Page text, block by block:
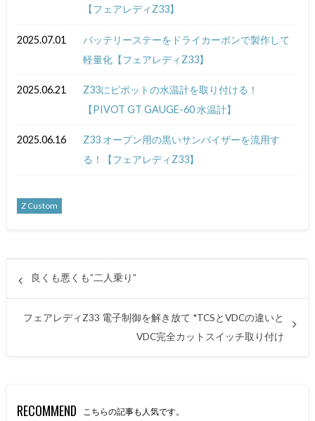
【フェアレディZ33】
2025.07.01
バッテリーステーをドライカーボンで製作して
軽量化【フェアレディZ33】
2025.06.21
Z33にピボットの水温計を取り付ける！
【PIVOT GT GAUGE-60 水温計】
2025.06.16
Z33 オープン用の黒いサンバイザーを流用す
る！【フェアレディZ33】
Z Custom
良くも悪くも”二人乗り”
フェアレディZ33 電子制御を解き放て *TCSとVDCの違いと
VDC完全カットスイッチ取り付け
RECOMMEND こちらの記事も人気です。